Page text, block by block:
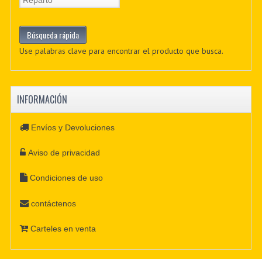
Use palabras clave para encontrar el producto que busca.
INFORMACIÓN
Envíos y Devoluciones
Aviso de privacidad
Condiciones de uso
contáctenos
Carteles en venta